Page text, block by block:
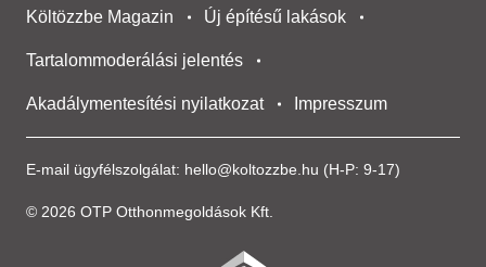
E-mail ügyfélszolgálat: hello@koltozzbe.hu (H-P: 9-17)
© 2026 OTP Otthonmegoldások Kft.
Költözzbe Magazin Új építésű lakások
Tartalommoderálási jelentés
Akadálymentesítési nyilatkozat Impresszum